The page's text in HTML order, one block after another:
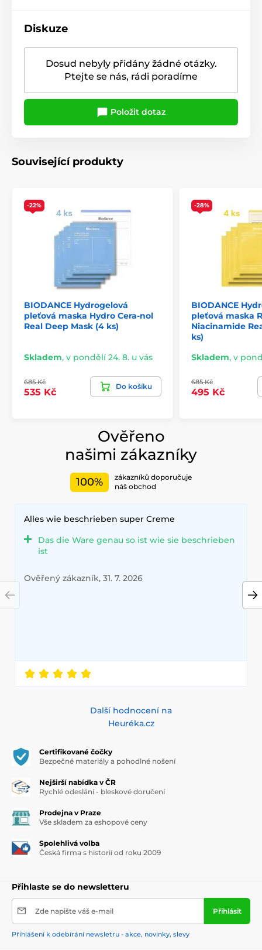
Diskuze
Dosud nebyly přidány žádné otázky.
Ptejte se nás, rádi poradíme
Položit dotaz
Související produkty
-22%
BIODANCE Hydrogelová
pleťová maska Hydro Cera-nol
Real Deep Mask (4 ks)
Skladem, v pondělí 24. 8. u vás
685 Kč
535 Kč
Do košíku
-28%
BIODANCE
pleťová maska
Niacinamide
ks)
Skladem, v
685 Kč
495 Kč
Ověřeno
našimi zákazníky
100%
zákazníků doporučuje
náš obchod
Alles wie beschrieben super Creme
Das die Ware genau so ist wie sie beschrieben
ist
Ověřený zákazník, 31. 7. 2026
Další hodnocení na
Heuréka.cz
Certifikované čočky
Bezpečné materiály a pohodlné nošení
Nejširší nabídka v ČR
Rychlé odeslání - bleskové doručení
Prodejna v Praze
Vše skladem za eshopové ceny
Spolehlivá volba
Česká firma s historií od roku 2009
Přihlaste se do newsletteru
Zde napište váš e-mail Přihlásit
Přihlášení k odebírání newsletru - akce, novinky, slevy